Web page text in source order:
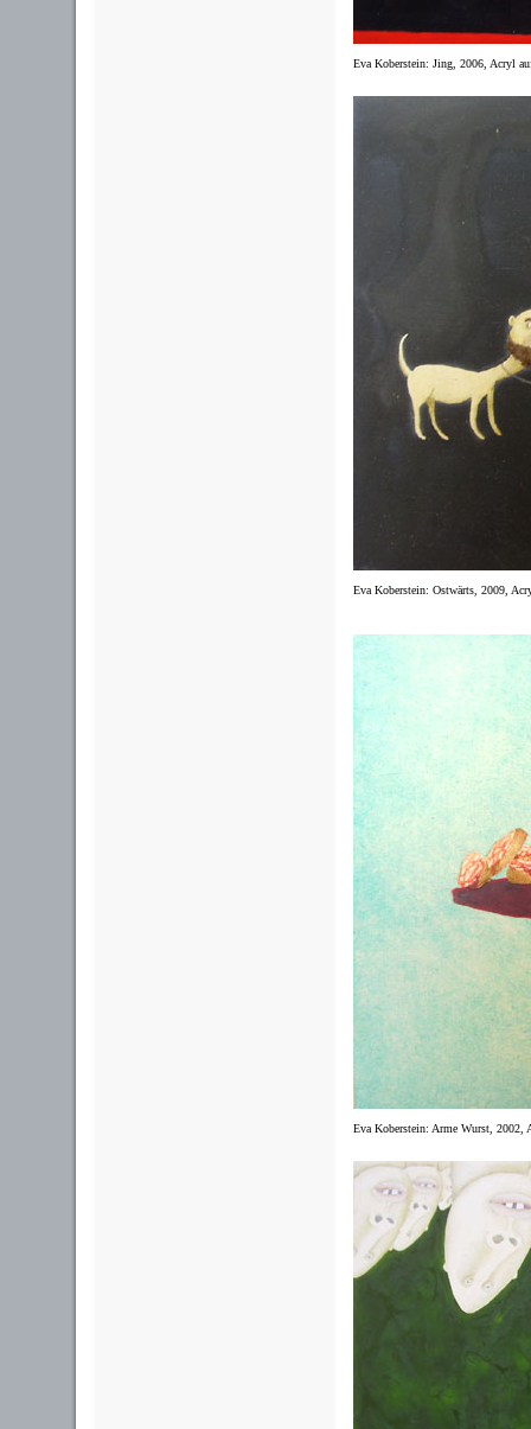
Eva Koberstein: Jing, 2006, Acryl
Eva Koberstein: Ostwärts, 2009,
Eva Koberstein: Arme Wurst,